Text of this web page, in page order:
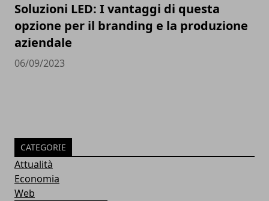
Soluzioni LED: I vantaggi di questa
opzione per il branding e la produzione
aziendale
06/09/2023
CATEGORIE
Attualità
Economia
Web